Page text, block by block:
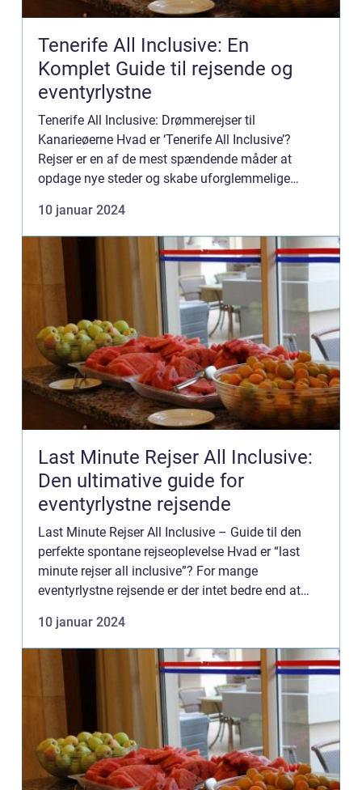
Tenerife All Inclusive: En
Komplet Guide til rejsende og
eventyrlystne
Tenerife All Inclusive: Drømmerejser til
Kanarieøerne Hvad er ‘Tenerife All Inclusive’?
Rejser er en af de mest spændende måder at
opdage nye steder og skabe uforglemmelige
rejse til en ekso...
10 januar 2024
Last Minute Rejser All Inclusive:
Den ultimative guide for
eventyrlystne rejsende
Last Minute Rejser All Inclusive – Guide til den
perfekte spontane rejseoplevelse Hvad er “last
minute rejser all inclusive”? For mange
eventyrlystne rejsende er der intet bedre end at
10 januar 2024